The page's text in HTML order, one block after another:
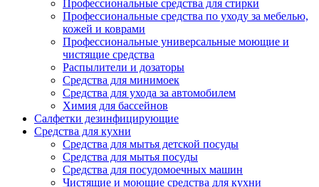
Профессиональные средства для стирки
Профессиональные средства по уходу за мебелью,
кожей и коврами
Профессиональные универсальные моющие и
чистящие средства
Распылители и дозаторы
Средства для минимоек
Средства для ухода за автомобилем
Химия для бассейнов
Салфетки дезинфицирующие
Средства для кухни
Средства для мытья детской посуды
Средства для мытья посуды
Средства для посудомоечных машин
Чистящие и моющие средства для кухни